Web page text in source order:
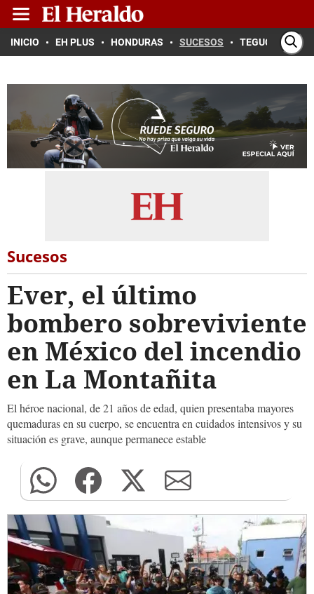
INICIO EH PLUS HONDURAS SUCESOS TEGUCIGALPA
Sucesos
Ever, el último
bombero sobreviviente
en México del incendio
en La Montañita
El héroe nacional, de 21 años de edad, quien presentaba mayores
quemaduras en su cuerpo, se encuentra en cuidados intensivos y su
situación es grave, aunque permanece estable